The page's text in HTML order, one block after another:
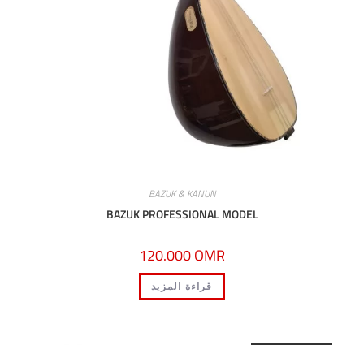
BAZUK & KANUN
BAZUK PROFESSIONAL MODEL
120.000